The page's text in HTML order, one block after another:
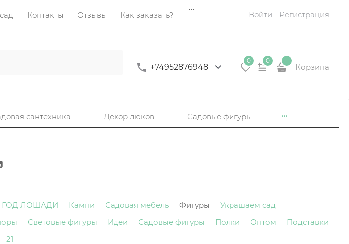
Контакты Отзывы Как заказать? Войти Регистрация
+74952876948
0 0
Корзина
сантехника Декор люков Садовые фигуры
ГОД ЛОШАДИ Камни Садовая мебель Фигуры
Украшаем сад
Световые фигуры Идеи Садовые фигуры Полки Оптом
Подставки
21